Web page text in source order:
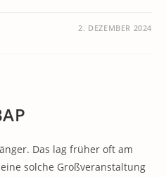
2. DEZEMBER 2024
Das lag früher oft am
solche Großveranstaltung